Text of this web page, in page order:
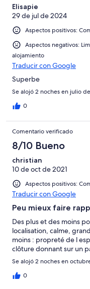
Elisapie
29 de jul de 2024
Aspectos positivos:
Aspectos negativos:
alojamiento
Traducir con Google
Superbe
Se alojó 2 noches en julio
0
Comentario verificado
8/10 Bueno
christian
10 de oct de 2021
Aspectos positivos:
Traducir con Google
Peu mieux faire
Des plus et des moins
localisation, calme,
moins : propreté de l
clôture donnant sur un
Se alojó 2 noches en
0